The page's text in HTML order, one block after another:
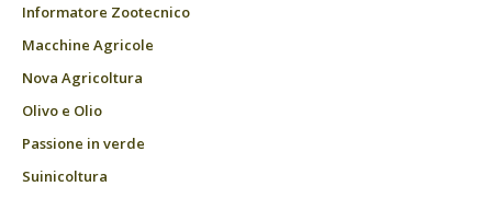
Informatore Zootecnico
Macchine Agricole
Nova Agricoltura
Olivo e Olio
Passione in verde
Suinicoltura